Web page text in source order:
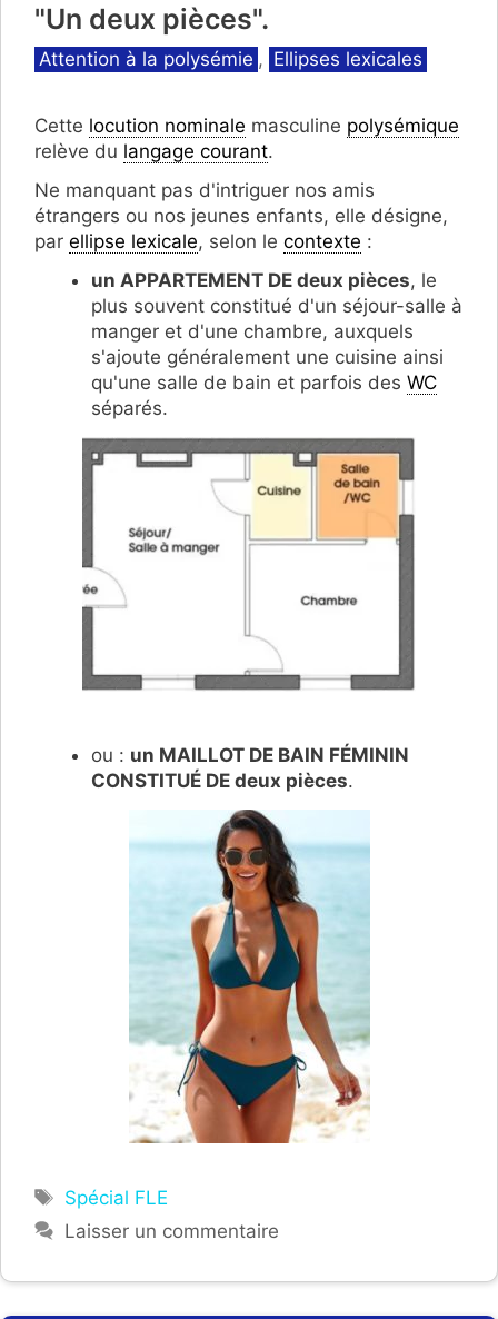
"Un deux pièces".
Catégories
Attention à la polysémie , Ellipses lexicales
Cette locution nominale masculine polysémique
relève du langage courant.
Ne manquant pas d'intriguer nos amis
étrangers ou nos jeunes enfants, elle désigne,
par ellipse lexicale, selon le contexte :
un APPARTEMENT DE deux pièces, le
plus souvent constitué d'un séjour-salle à
manger et d'une chambre, auxquels
s'ajoute généralement une cuisine ainsi
qu'une salle de bain et parfois des WC
séparés.
ou : un MAILLOT DE BAIN FÉMININ
CONSTITUÉ DE deux pièces.
Étiquettes
Spécial FLE
Laisser un commentaire